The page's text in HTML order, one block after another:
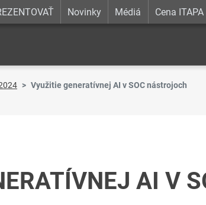
Novinky Médiá Cena ITAPA
Využitie generatívnej AI v SOC nástrojoch
AI V